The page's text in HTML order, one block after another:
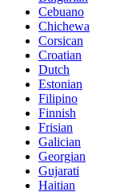
Cebuano
Chichewa
Corsican
Croatian
Dutch
Estonian
Filipino
Finnish
Frisian
Galician
Georgian
Gujarati
Haitian